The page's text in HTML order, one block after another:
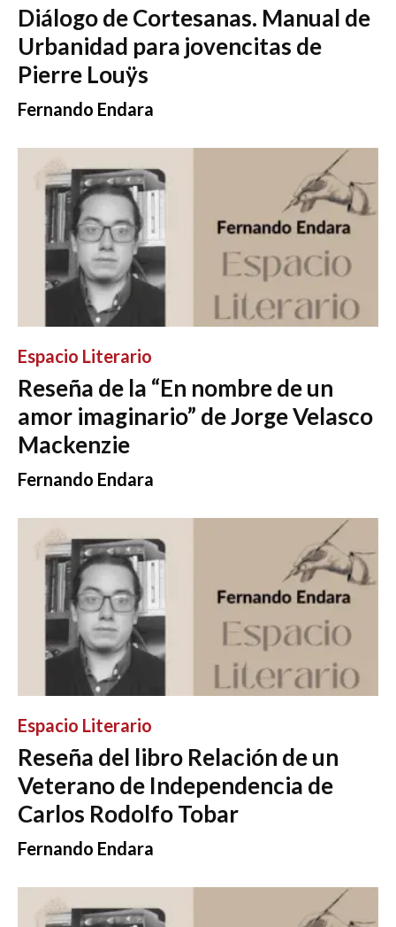
Diálogo de Cortesanas. Manual de
Urbanidad para jovencitas de
Pierre Louÿs
Fernando Endara
Espacio Literario
Reseña de la “En nombre de un
amor imaginario” de Jorge Velasco
Mackenzie
Fernando Endara
Espacio Literario
Reseña del libro Relación de un
Veterano de Independencia de
Carlos Rodolfo Tobar
Fernando Endara